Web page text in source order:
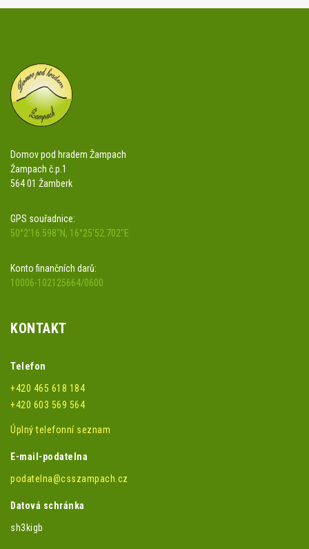
Domov pod hradem Žampach
Žampach č.p.1
564 01 Žamberk
GPS souřadnice:
50°2'16.598"N, 16°25'52.702"E
Konto finančních darů:
10006-102125664/0600
KONTAKT
Telefon
+420 465 618 184
+420 603 569 564
Úplný telefonní seznam
E-mail-podatelna
podatelna@csszampach.cz
Datová schránka
sh3kigb